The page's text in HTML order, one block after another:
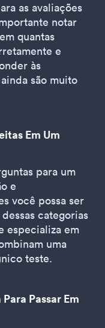
as avaliações
notar
quantas
e
às
são muito
Em Um
para um
e
você possa ser
categorias
especializa em
uma
teste.
Passar Em